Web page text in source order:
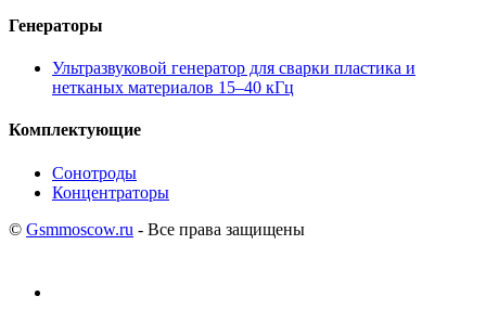
Генераторы
Ультразвуковой генератор для сварки пластика и
нетканых материалов 15–40 кГц
Комплектующие
Сонотроды
Концентраторы
© Gsmmoscow.ru - Все права защищены